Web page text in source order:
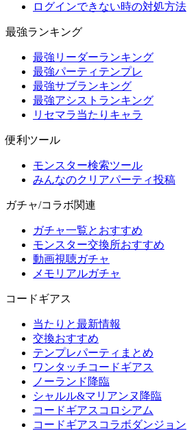
ログインできない時の対処方法
最強ランキング
最強リーダーランキング
最強パーティテンプレ
最強サブランキング
最強アシストランキング
リセマラ当たりキャラ
便利ツール
モンスター検索ツール
みんなのクリアパーティ投稿
ガチャ/コラボ関連
ガチャ一覧とおすすめ
モンスター交換所おすすめ
動画視聴ガチャ
メモリアルガチャ
コードギアス
当たりと最新情報
交換おすすめ
テンプレパーティまとめ
ワンタッチコードギアス
ノーランド降臨
シャルル&マリアンヌ降臨
コードギアスコロシアム
コードギアスコラボダンジョン